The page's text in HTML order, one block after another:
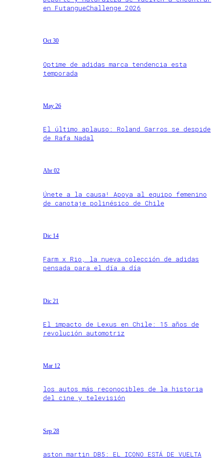
en FutangueChallenge 2026
Oct 30
Optime de adidas marca tendencia esta
temporada
May 26
El último aplauso: Roland Garros se despide
de Rafa Nadal
Abr 02
Únete a la causa! Apoya al equipo femenino
de canotaje polinésico de Chile
Dic 14
Farm x Rio, la nueva colección de adidas
pensada para el día a día
Dic 21
El impacto de Lexus en Chile: 15 años de
revolución automotriz
Mar 12
los autos más reconocibles de la historia
del cine y televisión
Sep 28
aston martin DB5: EL ICONO ESTÁ DE VUELTA